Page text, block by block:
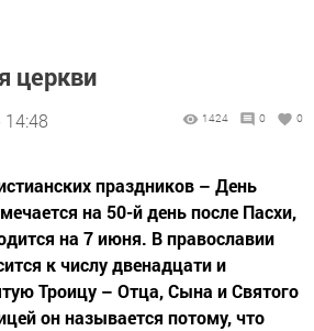
церкви
1424 0 0
праздников – День
на 50-й день после Пасхи,
на 7 июня. В православии
к числу двенадцати и
Троицу – Отца, Сына и Святого
он называется потому, что